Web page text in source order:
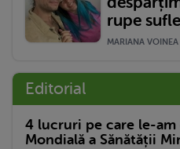
rupe
MARIANA
Editorial
4 lucruri pe care le-
Mondială a Sănătății